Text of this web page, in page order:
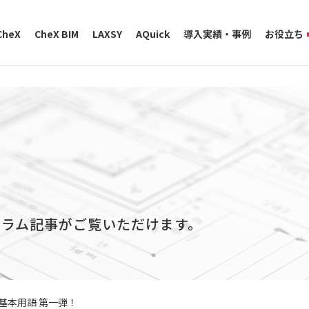
CheX BIM LAXSY AQuick 導入実績・事例 お役立ち
ム記事がご覧いただけます。
本用語 第一弾！